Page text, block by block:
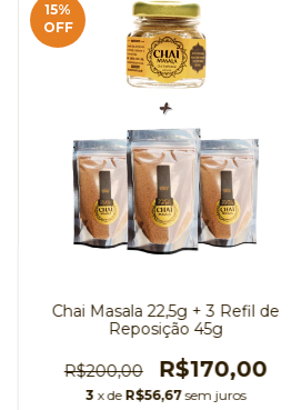
15%
OFF
Chai Masala 22,5g + 3 Refil de
Reposição 45g
R$200,00 R$170,00
3 x de R$56,67 sem juros